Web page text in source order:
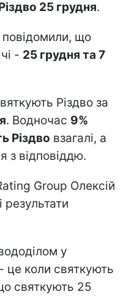
25 грудня.
повідомили, що
- 25 грудня та 7
Різдво за
. Водночас 9%
Різдво взагалі, а
з відповіддю.
Group Олексій
результати
у
- це коли святкують
святкують 25